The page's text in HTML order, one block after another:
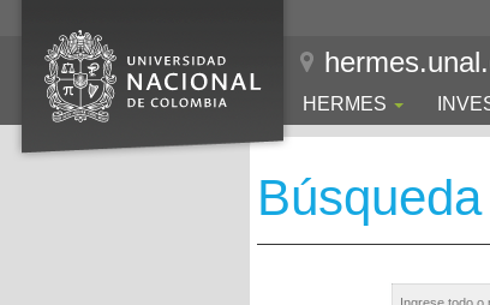
HERMES